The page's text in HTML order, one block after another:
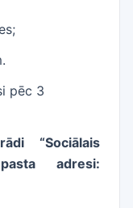
pēc 3
“Sociālais
adresi: